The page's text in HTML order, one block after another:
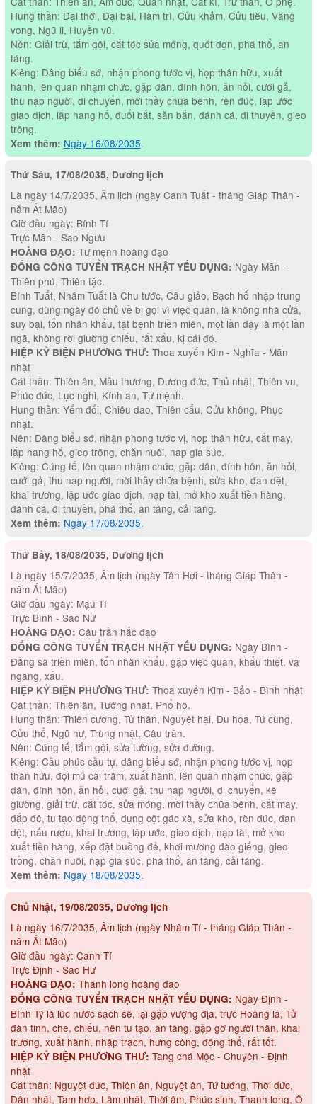
Hung thần: Đại thời, Đại bại, Hàm trì, Cửu khảm, Cửu tiêu, Vãng
vong, Ngũ li, Huyền vũ.
Nên: Giải trừ, tắm gội, cắt tóc sửa móng, quét dọn, phá thổ, an
táng.
Kiêng: Dâng biểu sớ, nhận phong tước vị, họp thân hữu, xuất
hành, lên quan nhậm chức, gặp dân, đính hôn, ăn hỏi, cưới gả,
thu nạp người, di chuyển, mời thầy chữa bệnh, rèn đúc, lập ước
giao dịch, lấp hang hố, đuổi bắt, săn bắn, đánh cá, đi thuyền, gieo
trồng.
Xem thêm: Ngày 16/08/2035.
Thứ Sáu, 17/08/2035, Dương lịch
Là ngày 14/7/2035, Âm lịch (ngày Canh Tuất - tháng Giáp Thân -
năm Ất Mão)
Giờ đầu ngày: Bính Tí
Trực Mãn - Sao Ngưu
HOÀNG ĐẠO: Tư mệnh hoàng đạo
ĐỔNG CÔNG TUYỂN TRẠCH NHẬT YẾU DỤNG: Ngày Mãn -
Thiên phú, Thiên tặc.
Bính Tuất, Nhâm Tuất là Chu tước, Câu giảo, Bạch hổ nhập trung
cung, dùng ngày đó chủ về bị gọi vì việc quan, là không nhà cửa,
suy bại, tổn nhân khẩu, tật bệnh triền miên, một lần dậy là một lần
ngã, không rời giường chiếu, rất xấu, kị cái đó.
HIỆP KỶ BIỆN PHƯƠNG THƯ: Thoa xuyến Kim - Nghĩa - Mãn
nhật
Cát thần: Thiên ân, Mẫu thương, Dương đức, Thủ nhật, Thiên vu,
Phúc đức, Lục nghi, Kính an, Tư mệnh.
Hung thần: Yếm đối, Chiêu dao, Thiên cẩu, Cửu không, Phục
nhật.
Nên: Dâng biểu sớ, nhận phong tước vị, họp thân hữu, cắt may,
lấp hang hố, gieo trồng, chăn nuôi, nạp gia súc.
Kiêng: Cúng tế, lên quan nhậm chức, gặp dân, đính hôn, ăn hỏi,
cưới gả, thu nạp người, mời thầy chữa bệnh, sửa kho, đan dệt,
khai trương, lập ước giao dịch, nạp tài, mở kho xuất tiền hàng,
đánh cá, đi thuyền, phá thổ, an táng, cải táng.
Xem thêm: Ngày 17/08/2035.
Thứ Bảy, 18/08/2035, Dương lịch
Là ngày 15/7/2035, Âm lịch (ngày Tân Hợi - tháng Giáp Thân -
năm Ất Mão)
Giờ đầu ngày: Mậu Tí
Trực Bình - Sao Nữ
HOÀNG ĐẠO: Câu trần hắc đạo
ĐỔNG CÔNG TUYỂN TRẠCH NHẬT YẾU DỤNG: Ngày Bình -
Đằng sà triền miên, tổn nhân khẩu, gặp việc quan, khẩu thiệt, vạ
ngang, xấu.
HIỆP KỶ BIỆN PHƯƠNG THƯ: Thoa xuyến Kim - Bảo - Bình nhật
Cát thần: Thiên ân, Tướng nhật, Phổ hộ.
Hung thần: Thiên cương, Tử thần, Nguyệt hại, Du họa, Tứ cùng,
Cửu thổ, Ngũ hư, Trùng nhật, Câu trần.
Nên: Cúng tế, tắm gội, sửa tường, sửa đường.
Kiêng: Cầu phúc cầu tự, dâng biểu sớ, nhận phong tước vị, họp
thân hữu, đội mũ cài trâm, xuất hành, lên quan nhậm chức, gặp
dân, đính hôn, ăn hỏi, cưới gả, thu nạp người, di chuyển, kê
giường, giải trừ, cắt tóc, sửa móng, mời thầy chữa bệnh, cắt may,
đắp đê, tu tạo động thổ, dựng cột gác xà, sửa kho, rèn đúc, đan
dệt, nấu rượu, khai trương, lập ước, giao dịch, nạp tài, mở kho
xuất tiền hàng, xếp đặt buồng đẻ, khơi mương đào giếng, gieo
trồng, chăn nuôi, nạp gia súc, phá thổ, an táng, cải táng.
Xem thêm: Ngày 18/08/2035.
Chủ Nhật, 19/08/2035, Dương lịch
Là ngày 16/7/2035, Âm lịch (ngày Nhâm Tí - tháng Giáp Thân -
năm Ất Mão)
Giờ đầu ngày: Canh Tí
Trực Định - Sao Hư
HOÀNG ĐẠO: Thanh long hoàng đạo
ĐỔNG CÔNG TUYỂN TRẠCH NHẬT YẾU DỤNG: Ngày Định -
Bính Tý là lúc nước sạch sẽ, lại gặp vượng địa, trực Hoàng la, Tử
đàn tinh, che, chiếu, nên tu tạo, an táng, gặp gỡ người thân, khai
trương, xuất hành, nhập trạch, hưng công, động thổ, rất tốt.
HIỆP KỶ BIỆN PHƯƠNG THƯ: Tang chá Mộc - Chuyên - Định
nhật
Cát thần: Nguyệt đức, Thiên ân, Nguyệt ân, Tứ tướng, Thời đức,
Dân nhật, Tam hợp, Lâm nhật, Thời âm, Phúc sinh, Thanh long, Ô